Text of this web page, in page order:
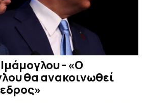
- «Ο
θα ανακοινωθεί